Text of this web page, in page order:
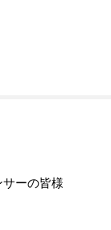
ーの皆様